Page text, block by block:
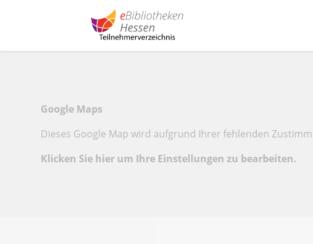
Google Maps
Dieses Google Map wird aufgrund Ihrer fehlenden
Klicken Sie hier um Ihre Einstellungen zu bearbeiten.